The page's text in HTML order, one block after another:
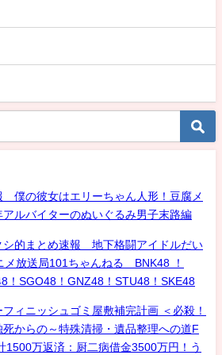
僕の彼女はエリーちゃん人形！豆腐メ
ルバイターのぬいぐるみ男子末路編
的まとめ速報 地下格闘アイドルだい
放送局101ちゃんねる BNK48 ！
！SGO48！GNZ48！STU48！SKE48
ィニッシュゴミ屋敷補完計画 ＜必殺！
からの～特殊清掃・遺品整理への道F
1500万返済：厨二病借金3500万円！う